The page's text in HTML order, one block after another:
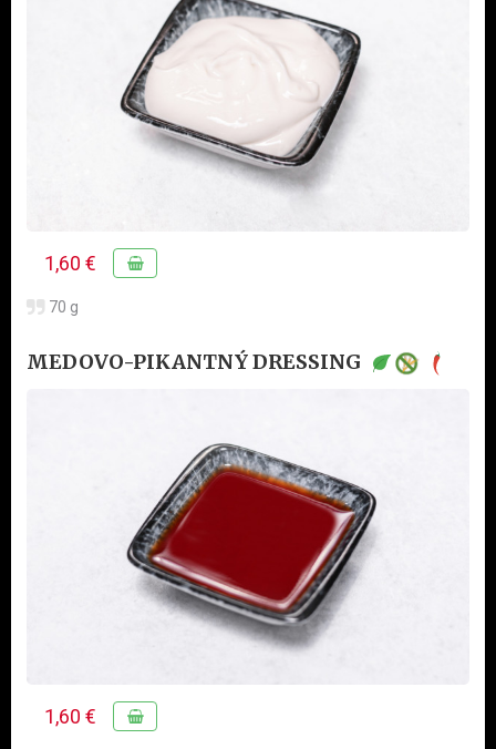
1,60 €
70 g
MEDOVO-PIKANTNÝ DRESSING
1,60 €